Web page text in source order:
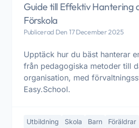
Guide till Effektiv Hantering
Förskola
Publicerad Den 17 December 2025
Upptäck hur du bäst hanterar
från pedagogiska metoder till
organisation, med
Easy.School.
Utbildning Skola Barn Föräldrar